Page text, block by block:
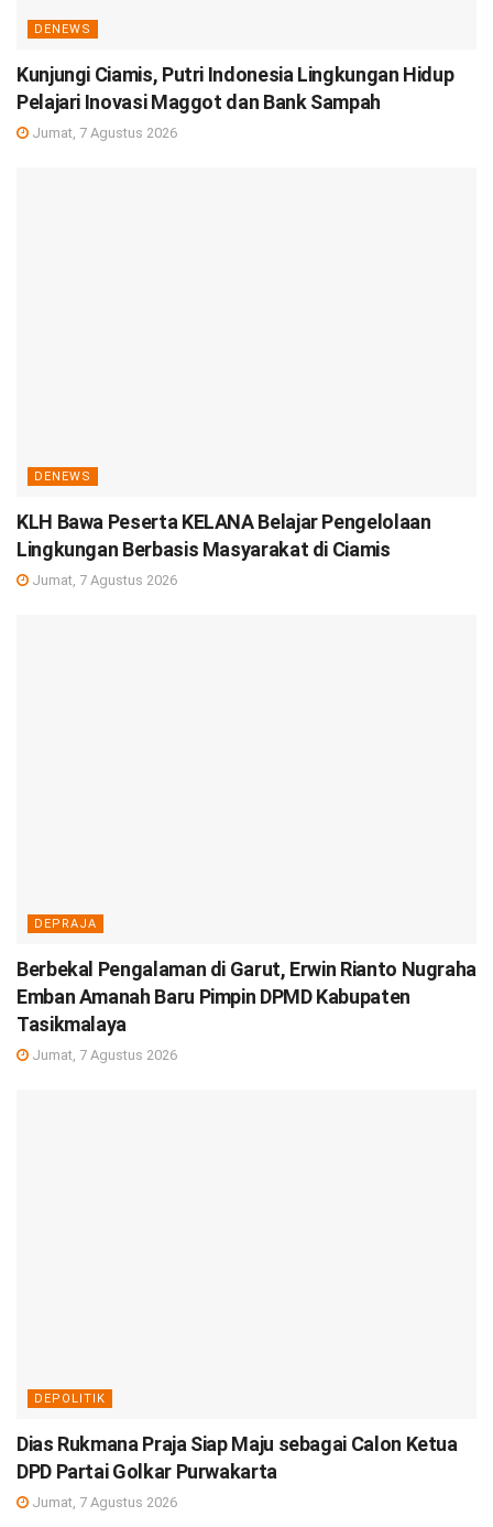
DENEWS
Kunjungi Ciamis, Putri Indonesia Lingkungan Hidup
Pelajari Inovasi Maggot dan Bank Sampah
Jumat, 7 Agustus 2026
DENEWS
KLH Bawa Peserta KELANA Belajar Pengelolaan
Lingkungan Berbasis Masyarakat di Ciamis
Jumat, 7 Agustus 2026
DEPRAJA
Berbekal Pengalaman di Garut, Erwin Rianto Nugraha
Emban Amanah Baru Pimpin DPMD Kabupaten
Tasikmalaya
Jumat, 7 Agustus 2026
DEPOLITIK
Dias Rukmana Praja Siap Maju sebagai Calon Ketua
DPD Partai Golkar Purwakarta
Jumat, 7 Agustus 2026